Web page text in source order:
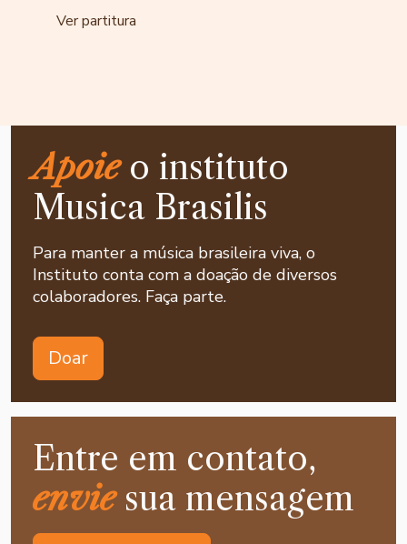
Ver partitura
Apoieo instituto
Musica Brasilis
Para manter a música brasileira viva, o
Instituto conta com a doação de diversos
colaboradores. Faça parte.
Doar
Entre em contato,
enviesua mensagem